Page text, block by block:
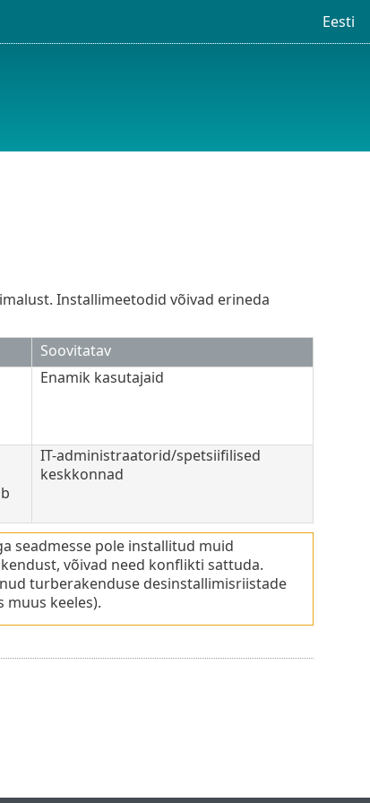
Eesti
Installimeetodid võivad erineda
Soovitatav
Enamik kasutajaid
IT-administraatorid/spetsiifilised
keskkonnad
seadmesse pole installitud muid
võivad need konflikti sattuda.
turberakenduse desinstallimisriistade
muus keeles).